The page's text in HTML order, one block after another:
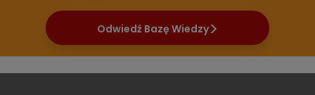
Odwiedź Bazę Wiedzy